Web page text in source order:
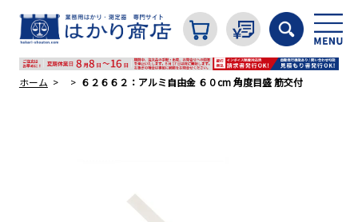
ホーム ６２６６２：アルミ自由金 ６０cm 角度目盛 筋交付